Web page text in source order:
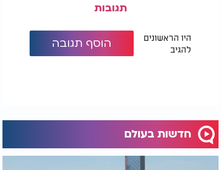
תגובות
היו הראשונים
להגיב
הוסף תגובה
חדשות בעולם